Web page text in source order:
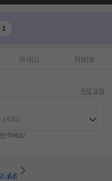
1
의사(1) 리뷰(8)
수정 요청
-14:00)
하세요!
! 💰💰